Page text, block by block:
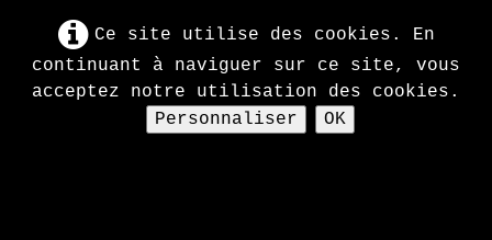
Ce site utilise des cookies. En
continuant à naviguer sur ce site, vous
acceptez notre utilisation des cookies.
Personnaliser
OK